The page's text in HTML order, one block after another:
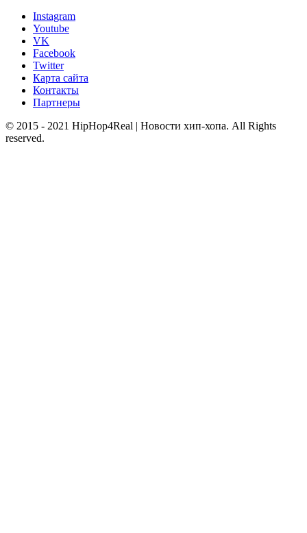
Instagram
Youtube
VK
Facebook
Twitter
Карта сайта
Контакты
Партнеры
© 2015 - 2021 HipHop4Real | Новости хип-хопа. All Rights
reserved.